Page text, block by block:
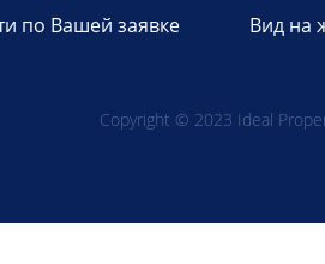
по Вашей заявке
Вид на
Copyright © 2023 Ideal